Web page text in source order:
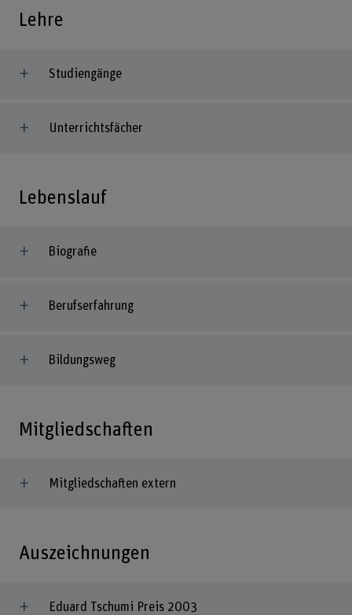
Lehre
Studiengänge
Unterrichtsfächer
Lebenslauf
Biografie
Berufserfahrung
Bildungsweg
Mitgliedschaften
Mitgliedschaften extern
Auszeichnungen
Eduard Tschumi Preis 2003